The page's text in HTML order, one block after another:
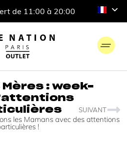
de 11:00 à 20:00
Mères : week-
les Mamans avec des attentions
!
SUIVANT